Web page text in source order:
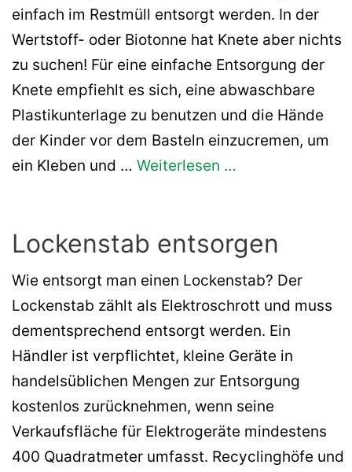
einfach im Restmüll entsorgt werden. In der
Wertstoff- oder Biotonne hat Knete aber nichts
zu suchen! Für eine einfache Entsorgung der
Knete empfiehlt es sich, eine abwaschbare
Plastikunterlage zu benutzen und die Hände
der Kinder vor dem Basteln einzucremen, um
ein Kleben und … Weiterlesen …
Lockenstab entsorgen
Wie entsorgt man einen Lockenstab? Der
Lockenstab zählt als Elektroschrott und muss
dementsprechend entsorgt werden. Ein
Händler ist verpflichtet, kleine Geräte in
handelsüblichen Mengen zur Entsorgung
kostenlos zurücknehmen, wenn seine
Verkaufsfläche für Elektrogeräte mindestens
400 Quadratmeter umfasst. Recyclinghöfe und